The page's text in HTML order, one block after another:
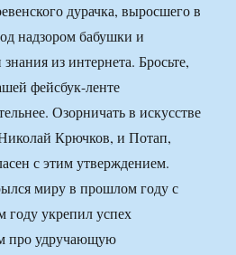
дурачка, выросшего в
надзором бабушки и
из интернета. Бросьте,
фейсбук-ленте
Озорничать в искусстве
Крючков, и Потап,
с этим утверждением.
миру в прошлом году с
году укрепил успех
про удручающую